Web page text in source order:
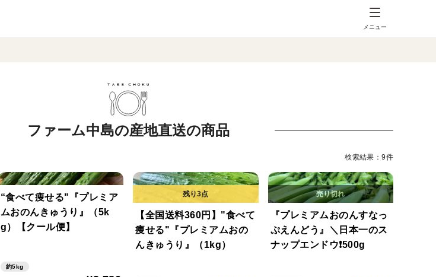
メニュー
ファーム中島の産地直送の商品
検索結果：9件
“食べて痩せる"『プレミア
ムおのんきゅうり』（5k
g）【クール便】
約5kg
【全国送料360円】"食べて
痩せる"『プレミアムおの
んきゅうり』（1kg）
『プレミアムおのんすなっ
ぷえんどう』＼日本一のス
ナップエンドウ❗️500g